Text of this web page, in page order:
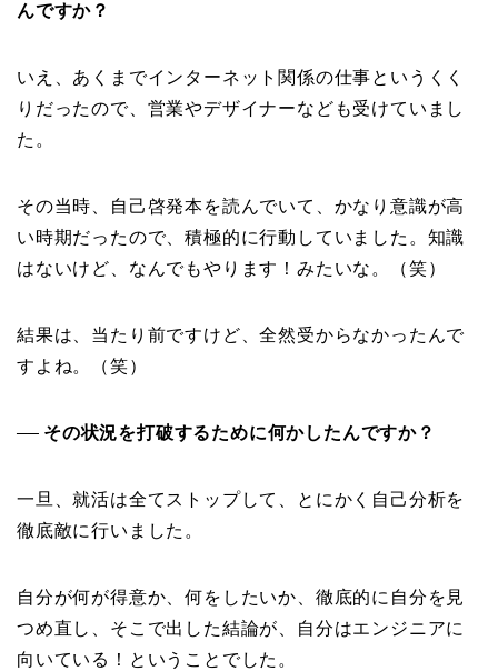
んですか？
いえ、あくまでインターネット関係の仕事というくく
りだったので、営業やデザイナーなども受けていまし
た。
その当時、自己啓発本を読んでいて、かなり意識が高
い時期だったので、積極的に行動していました。知識
はないけど、なんでもやります！みたいな。（笑）
結果は、当たり前ですけど、全然受からなかったんで
すよね。（笑）
── その状況を打破するために何かしたんですか？
一旦、就活は全てストップして、とにかく自己分析を
徹底敵に行いました。
自分が何が得意か、何をしたいか、徹底的に自分を見
つめ直し、そこで出した結論が、自分はエンジニアに
向いている！ということでした。